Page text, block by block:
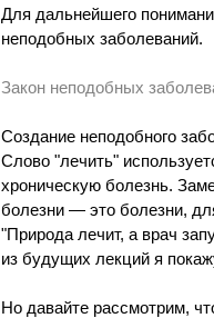
Для дальнейшего
неподобных заболеваний.
Закон неподобных
Создание неподобного
Слово "лечить"
хроническую болезнь.
болезни — это болезни,
"Природа лечит, а врач
из будущих лекций я
Но давайте рассмотрим,